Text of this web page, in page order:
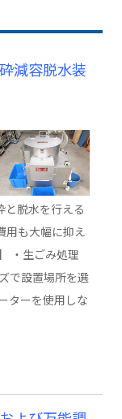
減容脱水装
と脱水を行える
用も大幅に抑え
・生ごみ処理
で設置場所を選
ターを使用しな